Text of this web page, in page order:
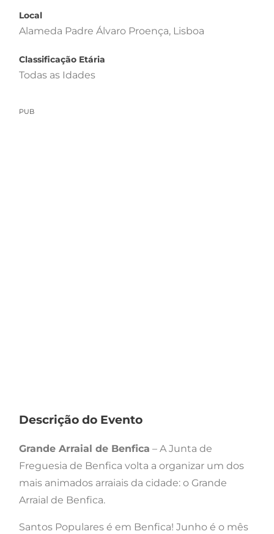
Local
Alameda Padre Álvaro Proença, Lisboa
Classificação Etária
Todas as Idades
PUB
Descrição do Evento
Grande Arraial de Benfica – A Junta de
Freguesia de Benfica volta a organizar um dos
mais animados arraiais da cidade: o Grande
Arraial de Benfica.
Santos Populares é em Benfica! Junho é o mês